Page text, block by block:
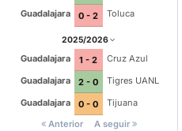
Guadalajara
0 - 2 Toluca
2025/2026
Guadalajara 1 - 2
Cruz Azul
Guadalajara
2 - 0
Tigres UANL
Guadalajara
0 - 0
Tijuana
Anterior
A seguir